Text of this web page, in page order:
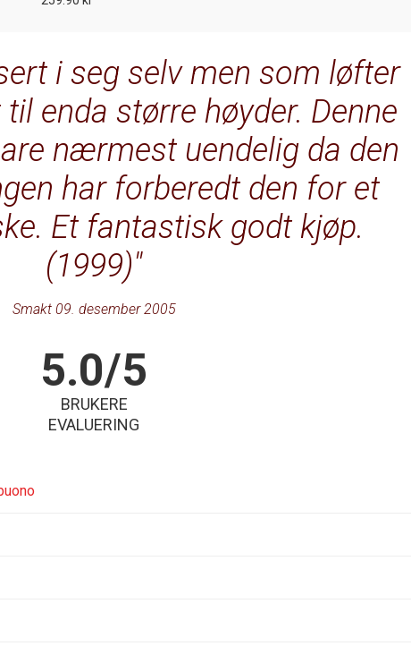
i seg selv men som løfter
enda større høyder. Denne
nærmest uendelig da den
har forberedt den for et
Et fantastisk godt kjøp.
(1999)
Smakt 09. desember 2005
5.0/5
BRUKERE
EVALUERING